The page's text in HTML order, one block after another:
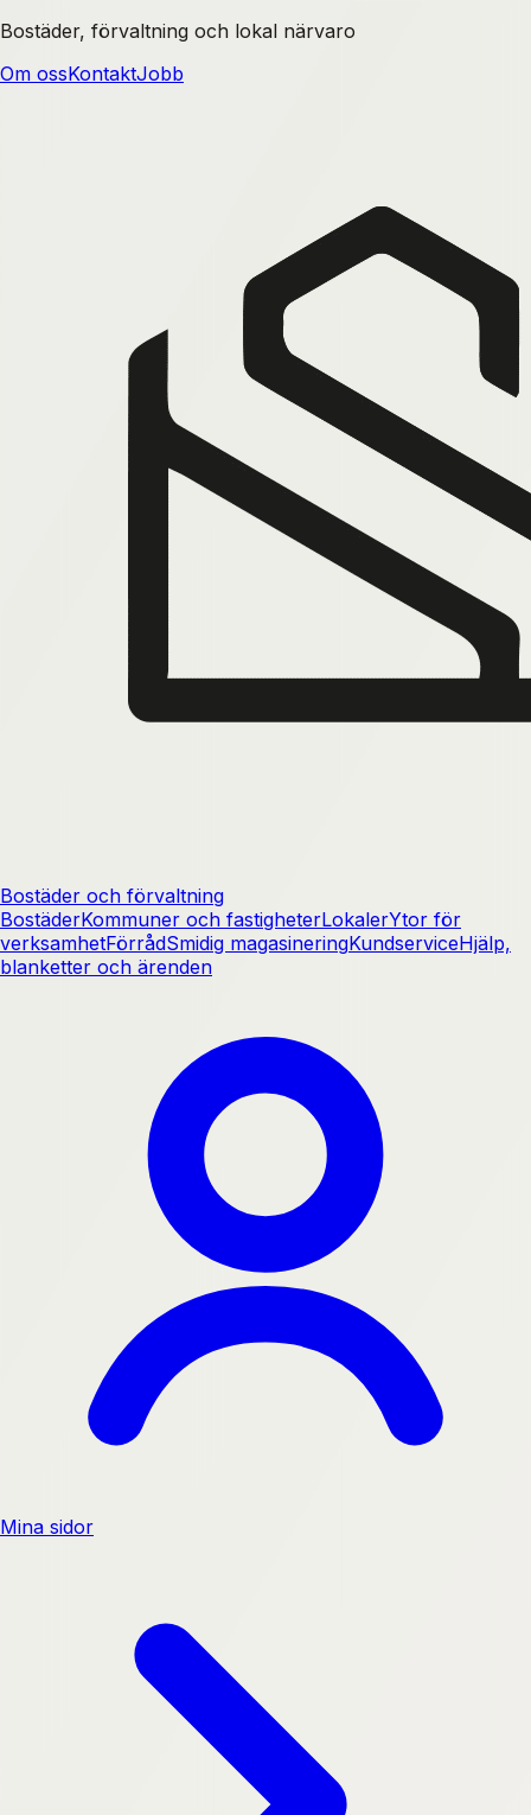
Bostäder, förvaltning och lokal närvaro
Om ossKontaktJobb
Bostäder och förvaltning
BostäderKommuner och fastigheterLokalerYtor för
verksamhetFörrådSmidig magasineringKundserviceHjälp,
blanketter och ärenden
Mina sidor